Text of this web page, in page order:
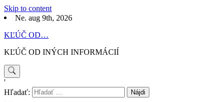
Skip to content
Ne. aug 9th, 2026
KĽÚČ OD…
KĽÚČ OD INÝCH INFORMÁCIÍ
'
Hľadať: